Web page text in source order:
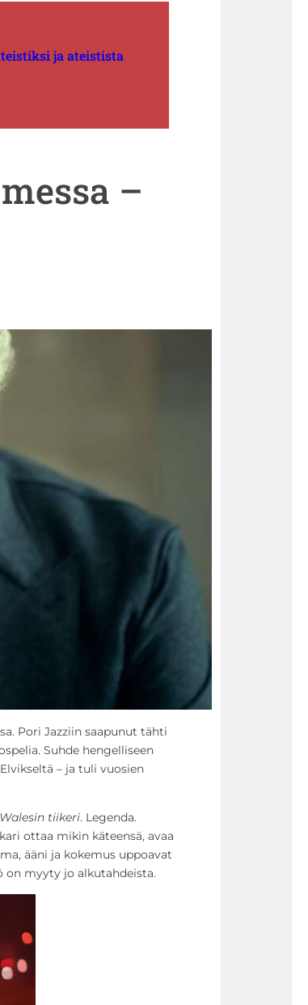
ja ateistista
–
Pori Jazziin saapunut tähti
Suhde hengelliseen
– ja tuli vuosien
Walesin tiikeri. Legenda.
ottaa mikin käteensä, avaa
ääni ja kokemus uppoavat
on myyty jo alkutahdeista.